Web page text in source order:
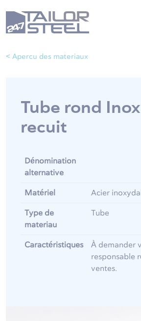
< Apercu des materiaux
Tube rond
recuit
Dénomination
alternative
Matériel Acier
Type de
materiau
Tube
Caractéristiques
À demander
responsable
ventes.